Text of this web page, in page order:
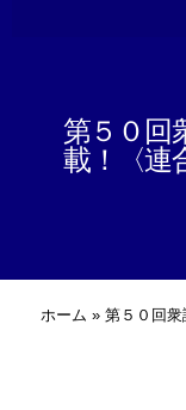
第５０回
載！〈連
ホーム » 第５０回衆